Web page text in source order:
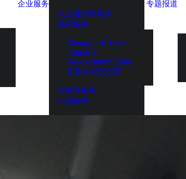
企业服务
大企业创新服务
政府服务
Chengdu Hi-Tech
Industrial
Development Zone
伦敦发展促进署
投融资服务
出海服务
专题报道